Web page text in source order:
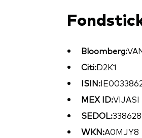
Bloomberg:
Citi:D2K1
ISIN:
MEX ID:VIJASI
SEDOL:
WKN:A0MJY8